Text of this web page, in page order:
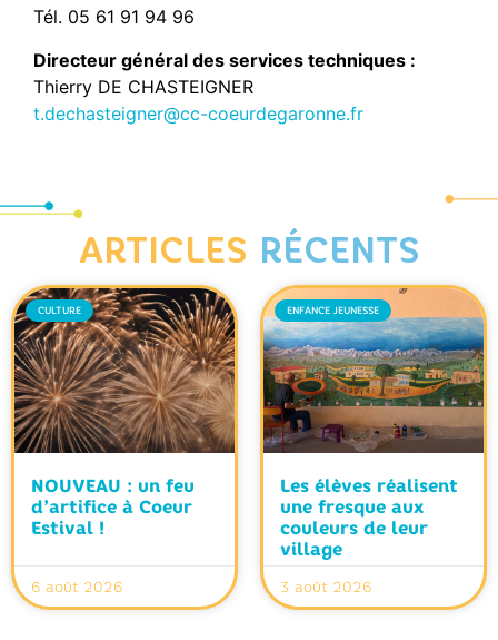
Tél. 05 61 91 94 96
Directeur général des services techniques :
Thierry DE CHASTEIGNER
t.dechasteigner@cc-coeurdegaronne.fr
ARTICLES RÉCENTS
CULTURE
NOUVEAU : un feu
d’artifice à Coeur
Estival !
6 août 2026
ENFANCE JEUNESSE
Les élèves réalisent
une fresque aux
couleurs de leur
village
3 août 2026